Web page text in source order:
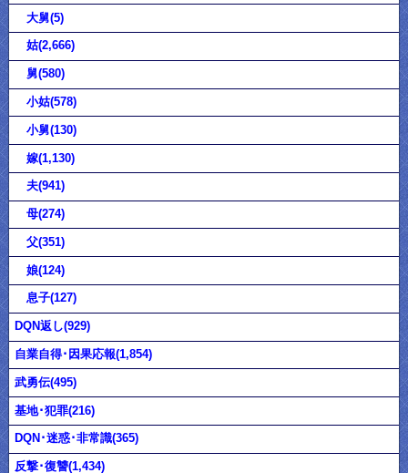
大舅(5)
姑(2,666)
舅(580)
小姑(578)
小舅(130)
嫁(1,130)
夫(941)
母(274)
父(351)
娘(124)
息子(127)
DQN返し(929)
自業自得･因果応報(1,854)
武勇伝(495)
基地･犯罪(216)
DQN･迷惑･非常識(365)
反撃･復讐(1,434)